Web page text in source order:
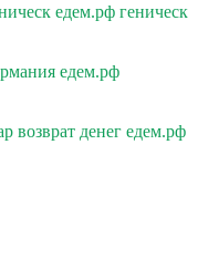
едем.рф геническ
едем.рф
возврат денег едем.рф